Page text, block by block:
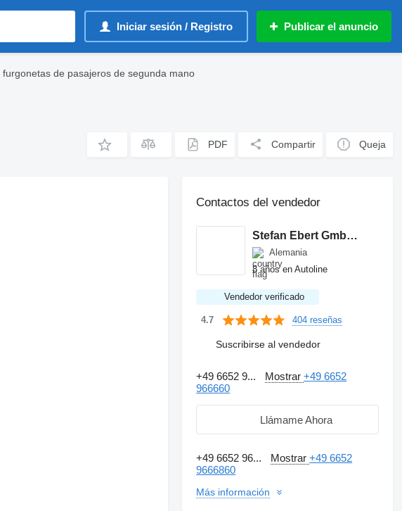
Iniciar sesión / Registro Publicar el anuncio
furgonetas de pasajeros de segunda mano
PDF Compartir Queja
Contactos del vendedor
Stefan Ebert GmbH - Autorisierter Mercedes-Benz Servicepartner
Alemania
8 años en Autoline
Vendedor verificado
4.7 404 reseñas
Suscribirse al vendedor
+49 6652 9... Mostrar+49 6652
966660
Llámame Ahora
+49 6652 96... Mostrar+49 6652
9666860
Más información